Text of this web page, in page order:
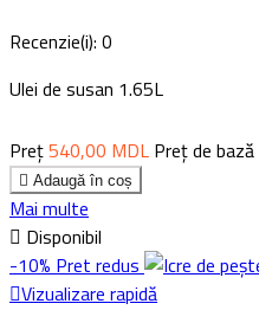
Recenzie(i): 0
Ulei de susan 1.65L
Preț540,00 MDL Preț de bază
 Adaugă în coș
Mai multe
 Disponibil
-10% Pret redus
Vizualizare rapidă